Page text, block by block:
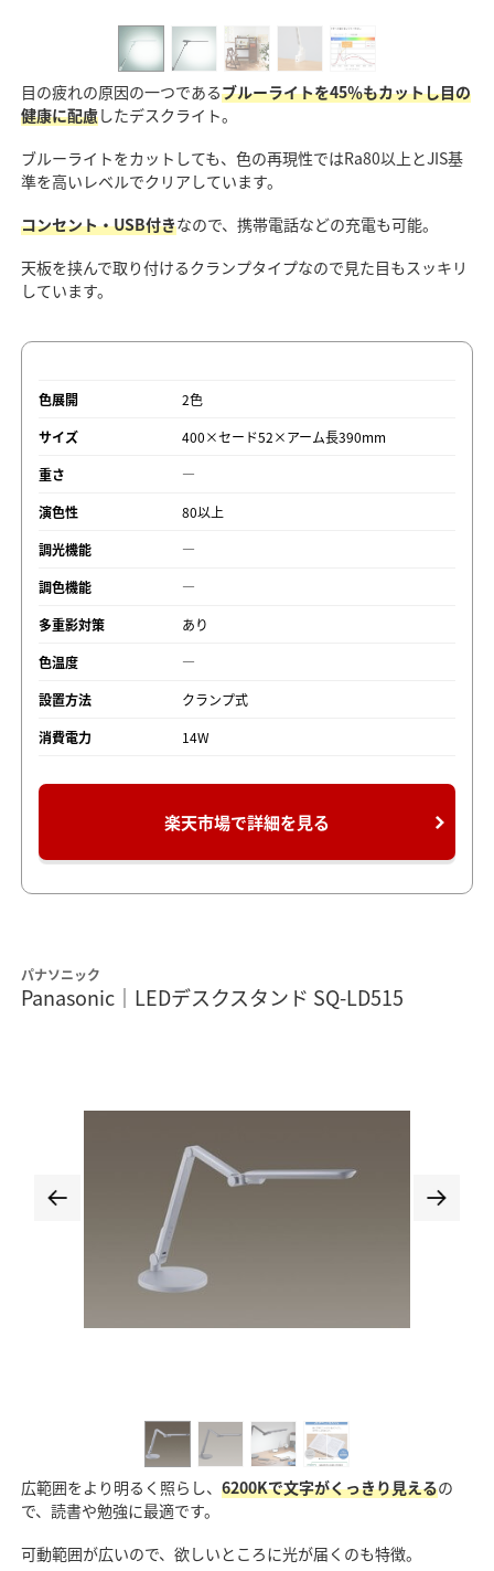
目の疲れの原因の一つであるブルーライトを45％もカットし目の
健康に配慮したデスクライト。
ブルーライトをカットしても、色の再現性ではRa80以上とJIS基
準を高いレベルでクリアしています。
コンセント・USB付きなので、携帯電話などの充電も可能。
天板を挟んで取り付けるクランプタイプなので見た目もスッキリ
しています。
色展開
2色
サイズ
400×セード52×アーム長390mm
重さ
―
演色性
80以上
調光機能
―
調色機能
―
多重影対策
あり
色温度
―
設置方法
クランプ式
消費電力
14W
楽天市場で詳細を見る
パナソニック
Panasonic｜LEDデスクスタンド SQ-LD515
広範囲をより明るく照らし、 6200Kで文字がくっきり見えるの
で、読書や勉強に最適です。
可動範囲が広いので、欲しいところに光が届くのも特徴。